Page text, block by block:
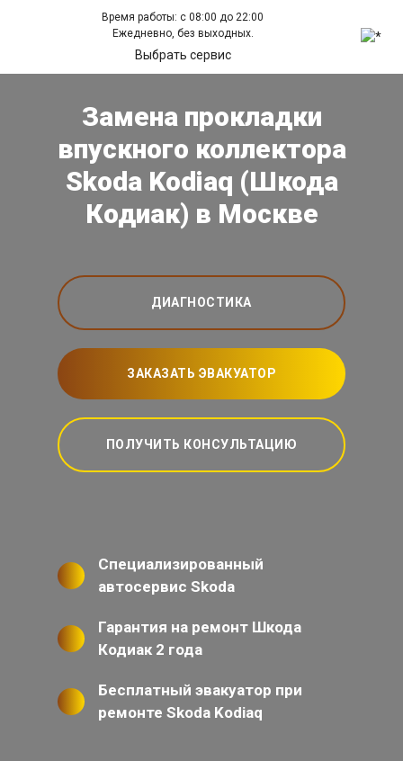
Время работы: с 08:00 до 22:00
Ежедневно, без выходных.
Выбрать сервис
Замена прокладки
впускного коллектора
Skoda Kodiaq (Шкода
Кодиак) в Москве
ДИАГНОСТИКА
ЗАКАЗАТЬ ЭВАКУАТОР
ПОЛУЧИТЬ КОНСУЛЬТАЦИЮ
Специализированный
автосервис Skoda
Гарантия на ремонт Шкода
Кодиак 2 года
Бесплатный эвакуатор при
ремонте Skoda Kodiaq